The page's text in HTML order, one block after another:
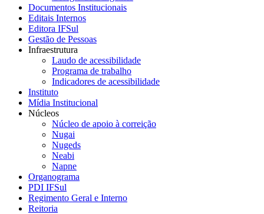
Documentos Institucionais
Editais Internos
Editora IFSul
Gestão de Pessoas
Infraestrutura
Laudo de acessibilidade
Programa de trabalho
Indicadores de acessibilidade
Instituto
Mídia Institucional
Núcleos
Núcleo de apoio à correição
Nugai
Nugeds
Neabi
Napne
Organograma
PDI IFSul
Regimento Geral e Interno
Reitoria